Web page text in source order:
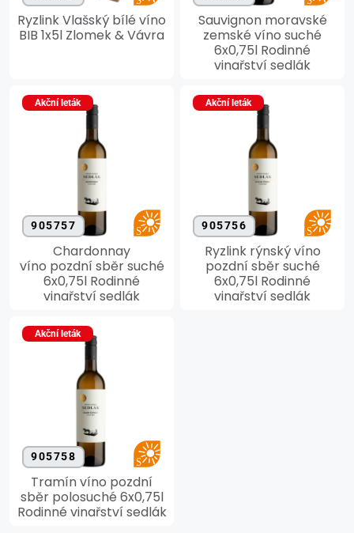
Ryzlink Vlašský bílé víno
BIB 1x5l Zlomek & Vávra
Sauvignon moravské
zemské víno suché
6x0,75l Rodinné
vinařství sedlák
Akční leták
905757
Chardonnay
víno pozdní sběr suché
6x0,75l Rodinné
vinařství sedlák
Akční leták
905756
Ryzlink rýnský víno
pozdní sběr suché
6x0,75l Rodinné
vinařství sedlák
Akční leták
905758
Tramín víno pozdní
sběr polosuché 6x0,75l
Rodinné vinařství sedlák